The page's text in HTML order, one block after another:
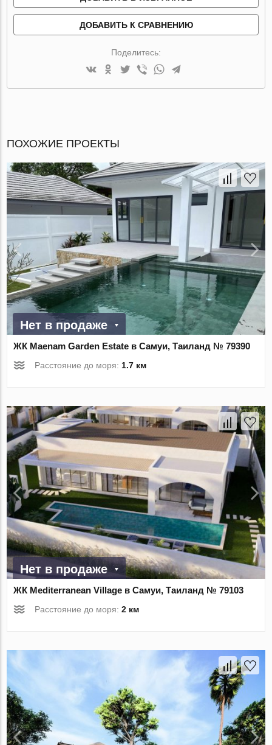
ДОБАВИТЬ К СРАВНЕНИЮ
Поделитесь:
ПОХОЖИЕ ПРОЕКТЫ
Нет в продаже
ЖК Maenam Garden Estate в Самуи, Таиланд № 79390
Расстояние до моря:1.7 км
Нет в продаже
ЖК Mediterranean Village в Самуи, Таиланд № 79103
Расстояние до моря:2 км